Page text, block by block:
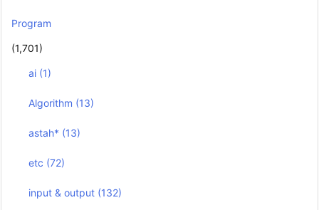
Program
(1,701)
ai (1)
Algorithm (13)
astah* (13)
etc (72)
input & output (132)